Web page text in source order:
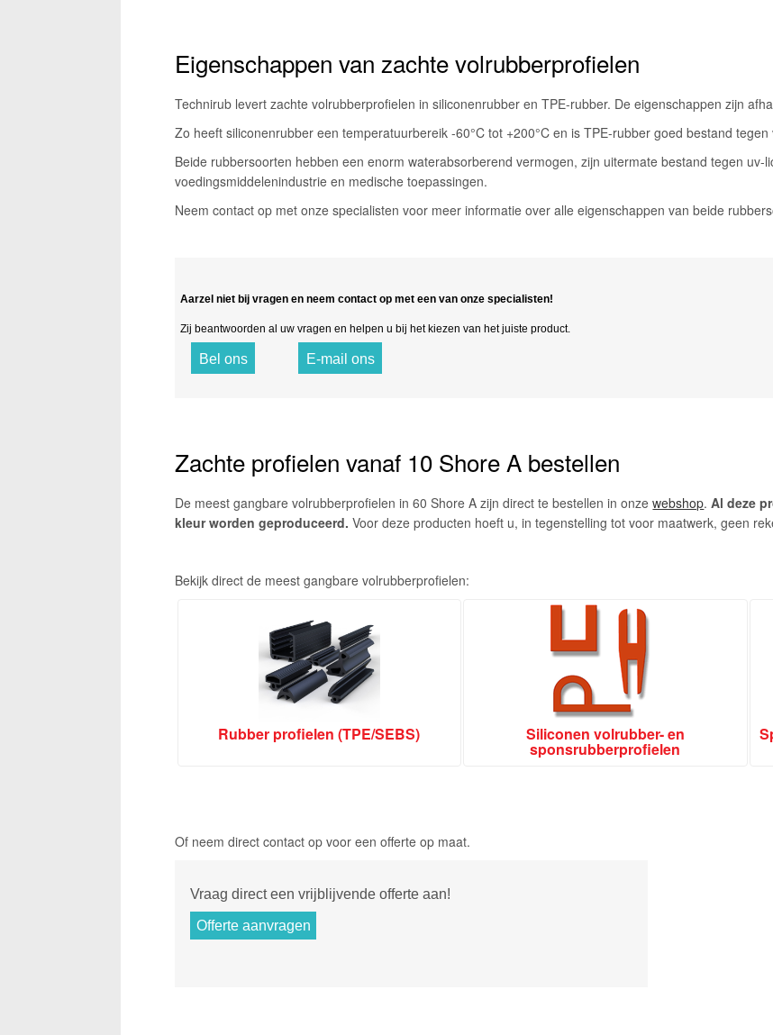
Eigenschappen van zachte volrubberprofielen
Technirub levert zachte volrubberprofielen in siliconenrubber en TPE-rubber. De eigenschappen zijn
Zo heeft siliconenrubber een temperatuurbereik -60°C tot +200°C en is TPE-rubber goed bestand
Beide rubbersoorten hebben een enorm waterabsorberend vermogen, zijn uitermate bestand tegen uv-
voedingsmiddelenindustrie en medische toepassingen.
Neem contact op met onze specialisten voor meer informatie over alle eigenschappen van beide
Aarzel niet bij vragen en neem contact op met een van onze specialisten!
Zij beantwoorden al uw vragen en helpen u bij het kiezen van het juiste product.
Bel ons E-mail ons
Zachte profielen vanaf 10 Shore A bestellen
De meest gangbare volrubberprofielen in 60 Shore A zijn direct te bestellen in onzewebshop.Al deze
kleur worden geproduceerd. Voor deze producten hoeft u, in tegenstelling tot voor maatwerk, geen
Bekijk direct de meest gangbare volrubberprofielen:
Rubber profielen (TPE/SEBS) Siliconen volrubber- en
sponsrubberprofielen
Of neem direct contact op voor een offerte op maat.
Vraag direct een vrijblijvende offerte aan!
Offerte aanvragen